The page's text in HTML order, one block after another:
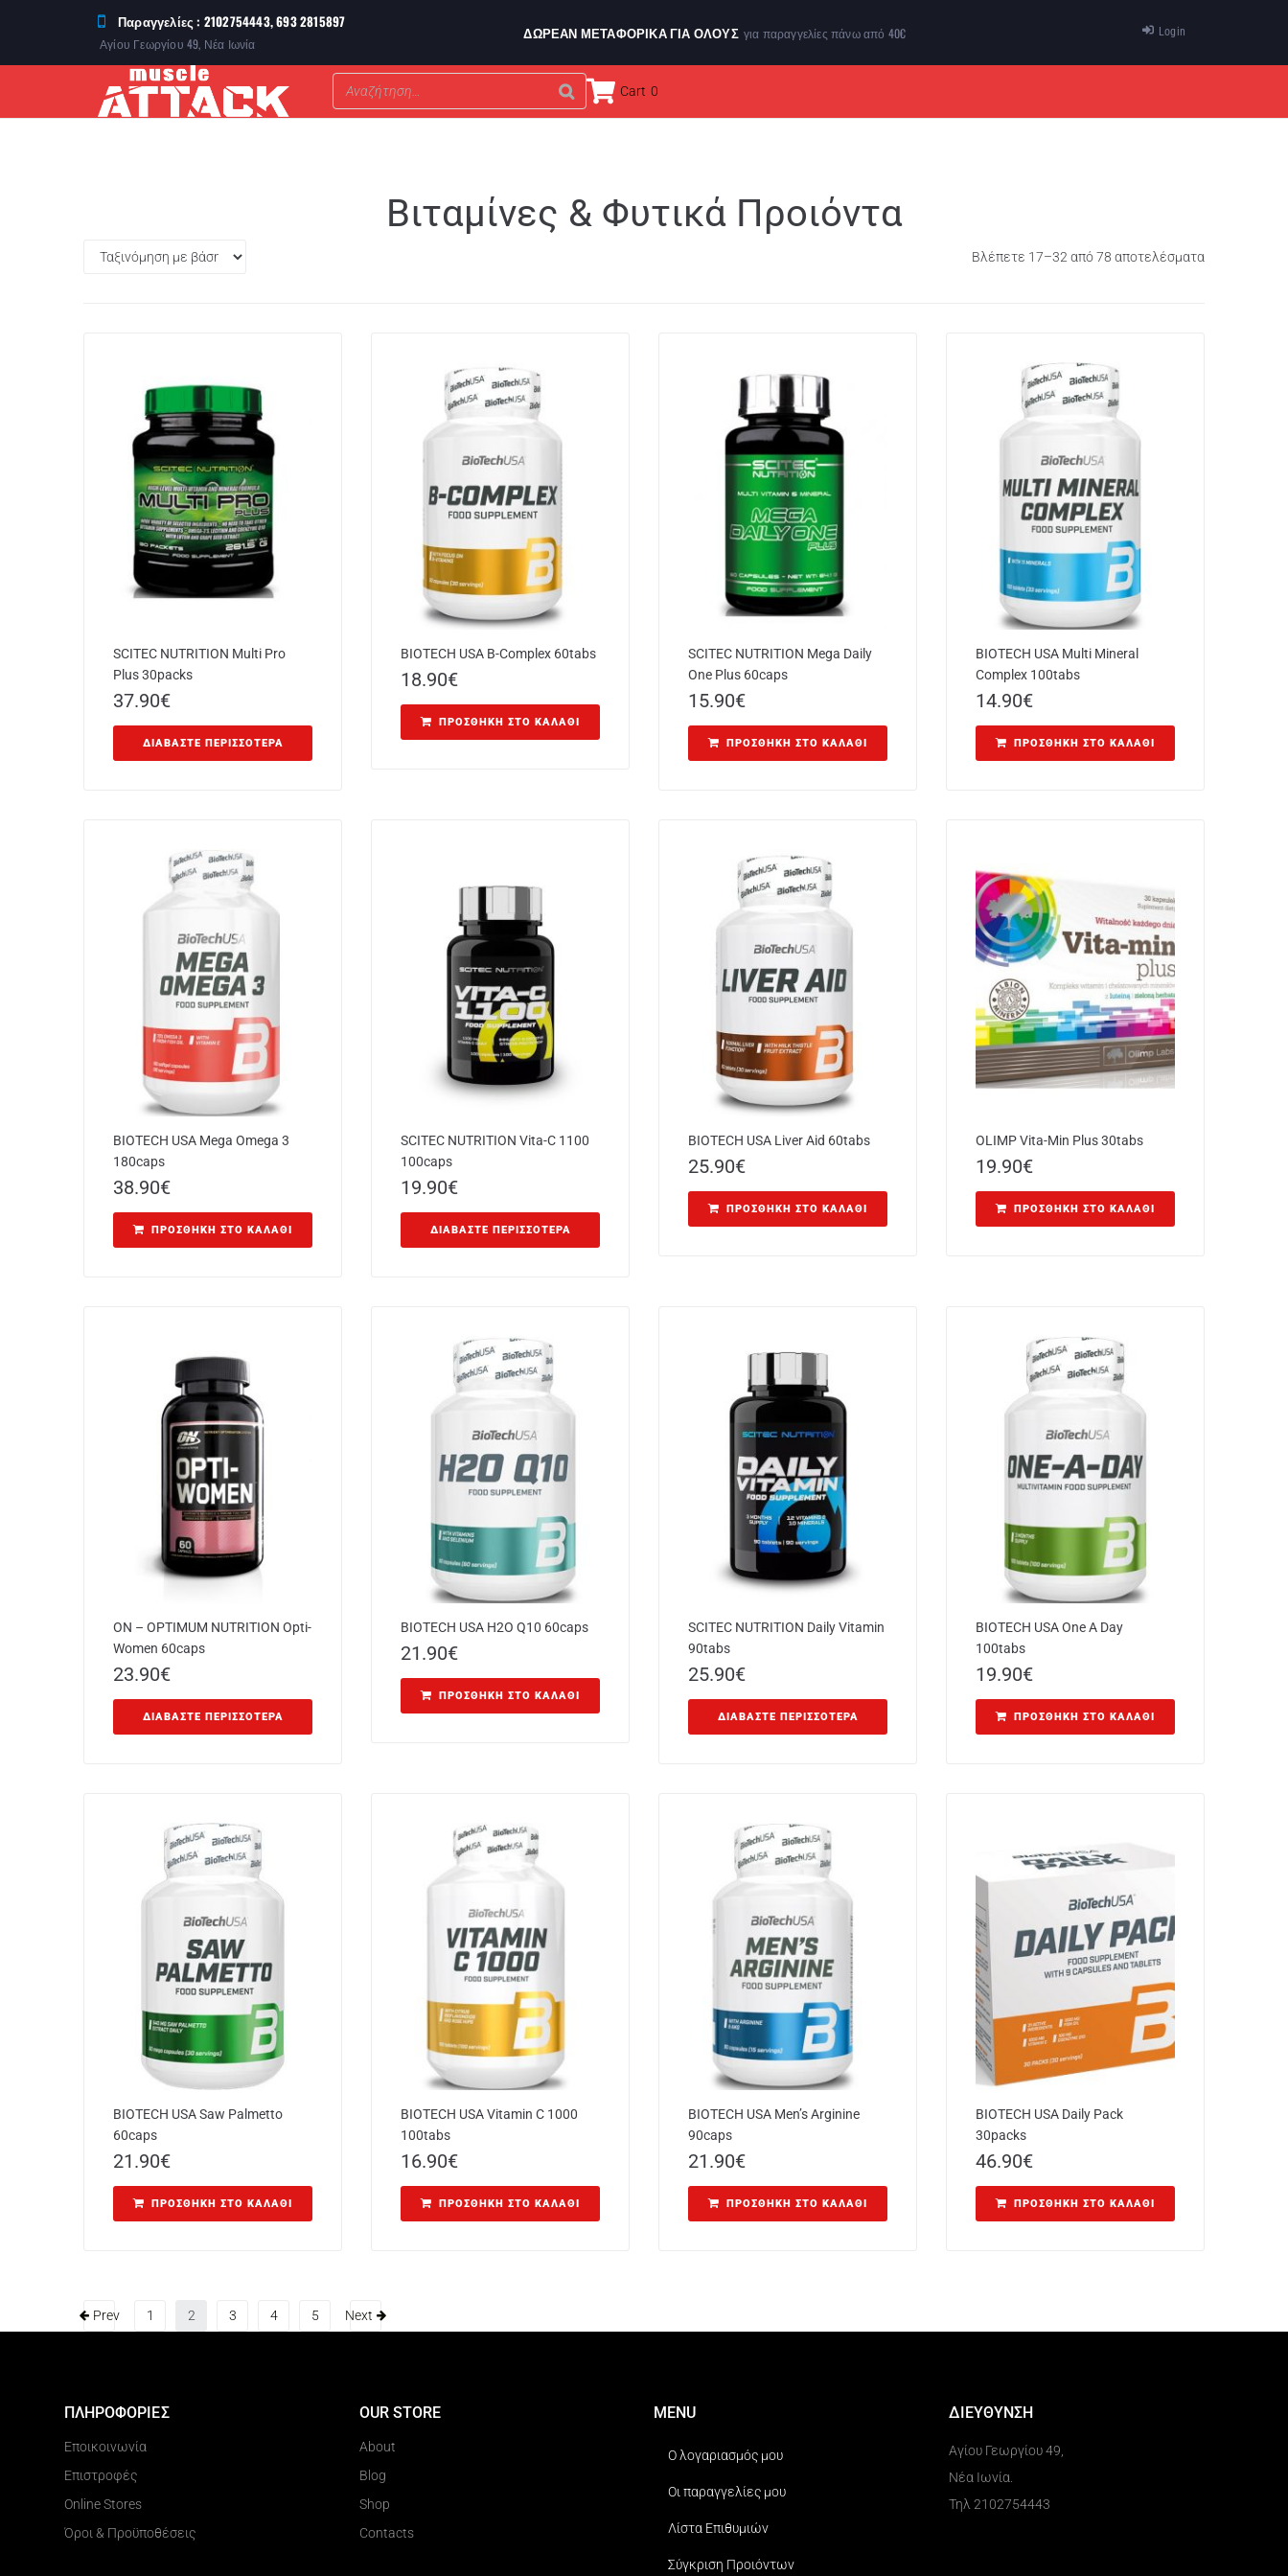
Παραγγελίες : 2102754443, 693 2815897
Αγίου Γεωργίου 49, Νέα Ιωνία
ΔΩΡΕΑΝ ΜΕΤΑΦΟΡΙΚΑ ΓΙΑ ΌΛΟΥΣ για παραγγελίες πάνω από 40€ Login
Cart 0
Βιταμίνες & Φυτικά Προιόντα
Βλέπετε 17–32 από 78 αποτελέσματα
SCITEC NUTRITION Multi Pro
Plus 30packs
37.90€
ΔΙΑΒΆΣΤΕ ΠΕΡΙΣΣΌΤΕΡΑ
BIOTECH USA B-Complex 60tabs
18.90€
ΠΡΟΣΘΉΚΗ ΣΤΟ ΚΑΛΆΘΙ
SCITEC NUTRITION Mega Daily
One Plus 60caps
15.90€
ΠΡΟΣΘΉΚΗ ΣΤΟ ΚΑΛΆΘΙ
BIOTECH USA Multi Mineral
Complex 100tabs
14.90€
ΠΡΟΣΘΉΚΗ ΣΤΟ ΚΑΛΆΘΙ
BIOTECH USA Mega Omega 3
180caps
38.90€
ΠΡΟΣΘΉΚΗ ΣΤΟ ΚΑΛΆΘΙ
SCITEC NUTRITION Vita-C 1100
100caps
19.90€
ΔΙΑΒΆΣΤΕ ΠΕΡΙΣΣΌΤΕΡΑ
BIOTECH USA Liver Aid 60tabs
25.90€
ΠΡΟΣΘΉΚΗ ΣΤΟ ΚΑΛΆΘΙ
OLIMP Vita-Min Plus 30tabs
19.90€
ΠΡΟΣΘΉΚΗ ΣΤΟ ΚΑΛΆΘΙ
ON – OPTIMUM NUTRITION Opti-
Women 60caps
23.90€
ΔΙΑΒΆΣΤΕ ΠΕΡΙΣΣΌΤΕΡΑ
BIOTECH USA H2O Q10 60caps
21.90€
ΠΡΟΣΘΉΚΗ ΣΤΟ ΚΑΛΆΘΙ
SCITEC NUTRITION Daily Vitamin
90tabs
25.90€
ΔΙΑΒΆΣΤΕ ΠΕΡΙΣΣΌΤΕΡΑ
BIOTECH USA One A Day
100tabs
19.90€
ΠΡΟΣΘΉΚΗ ΣΤΟ ΚΑΛΆΘΙ
BIOTECH USA Saw Palmetto
60caps
21.90€
ΠΡΟΣΘΉΚΗ ΣΤΟ ΚΑΛΆΘΙ
BIOTECH USA Vitamin C 1000
100tabs
16.90€
ΠΡΟΣΘΉΚΗ ΣΤΟ ΚΑΛΆΘΙ
BIOTECH USA Men’s Arginine
90caps
21.90€
ΠΡΟΣΘΉΚΗ ΣΤΟ ΚΑΛΆΘΙ
BIOTECH USA Daily Pack
30packs
46.90€
ΠΡΟΣΘΉΚΗ ΣΤΟ ΚΑΛΆΘΙ
Prev 1 2 3 4 5 Next
ΠΛΗΡΟΦΟΡΙΕΣ
Εποικοινωνία
Επιστροφές
Online Stores
Όροι & Προϋποθέσεις
OUR STORE
About
Blog
Shop
Contacts
MENU
Ο λογαριασμός μου
Οι παραγγελίες μου
Λίστα Επιθυμιών
Σύγκριση Προιόντων
ΔΙΕΥΘΥΝΣΗ
Αγίου Γεωργίου 49,
Νέα Ιωνία.
Τηλ 2102754443